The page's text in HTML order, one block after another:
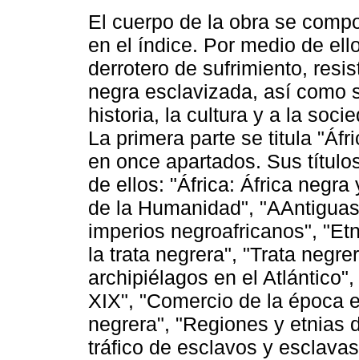
El cuerpo de la obra se
en el índice. Por medio de
derrotero de sufrimiento,
negra esclavizada, así como
historia, la cultura y a la
La primera parte se titula
en once apartados. Sus
de ellos: "África: África
de la Humanidad",
imperios negroafricanos",
la trata negrera", "Trata
archipiélagos en el
XIX", "Comercio de la época
negrera", "Regiones y etnias
tráfico de esclavos y